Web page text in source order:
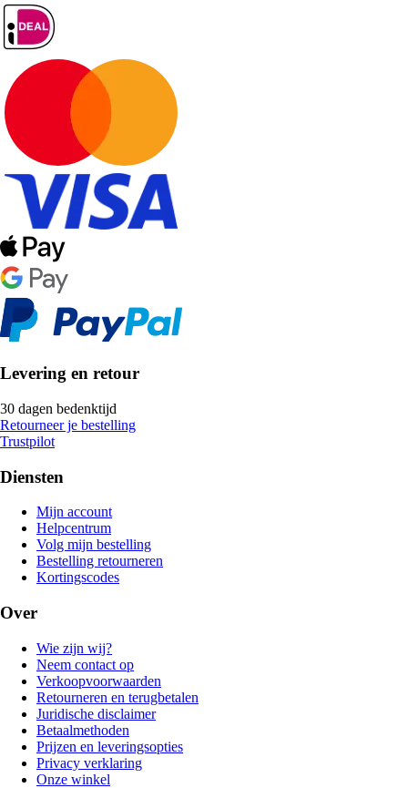
Levering en retour
30 dagen bedenktijd
Retourneer je bestelling
Trustpilot
Diensten
Mijn account
Helpcentrum
Volg mijn bestelling
Bestelling retourneren
Kortingscodes
Over
Wie zijn wij?
Neem contact op
Verkoopvoorwaarden
Retourneren en terugbetalen
Juridische disclaimer
Betaalmethoden
Prijzen en leveringsopties
Privacy verklaring
Onze winkel